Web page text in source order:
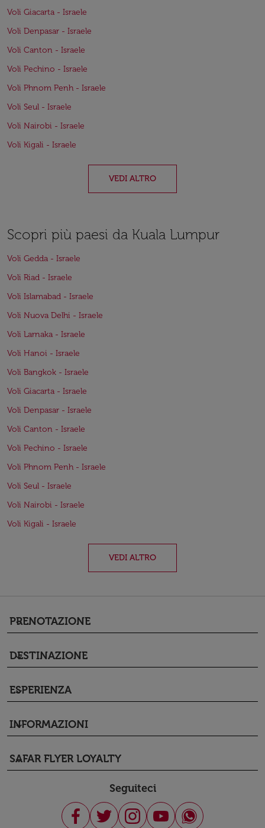
Voli Giacarta - Israele
Voli Denpasar - Israele
Voli Canton - Israele
Voli Pechino - Israele
Voli Phnom Penh - Israele
Voli Seul - Israele
Voli Nairobi - Israele
Voli Kigali - Israele
VEDI ALTRO
Scopri più paesi da Kuala Lumpur
Voli Gedda - Israele
Voli Riad - Israele
Voli Islamabad - Israele
Voli Nuova Delhi - Israele
Voli Larnaka - Israele
Voli Hanoi - Israele
Voli Bangkok - Israele
Voli Giacarta - Israele
Voli Denpasar - Israele
Voli Canton - Israele
Voli Pechino - Israele
Voli Phnom Penh - Israele
Voli Seul - Israele
Voli Nairobi - Israele
Voli Kigali - Israele
VEDI ALTRO
PRENOTAZIONE
keyboard_arrow_down
DESTINAZIONE
keyboard_arrow_down
ESPERIENZA
keyboard_arrow_down
INFORMAZIONI
keyboard_arrow_down
SAFAR FLYER LOYALTY
keyboard_arrow_down
Seguiteci